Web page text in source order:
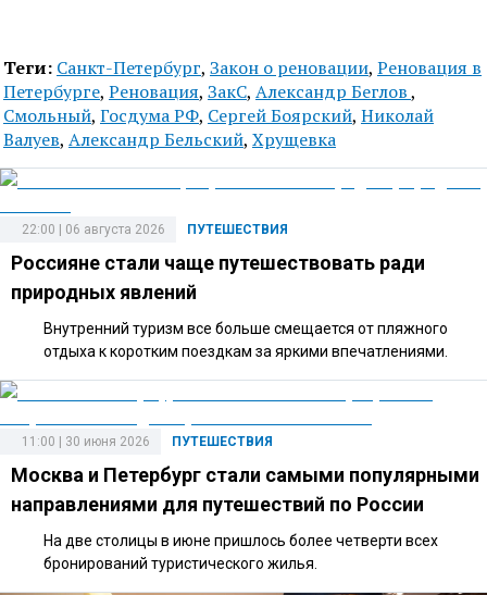
Теги: Санкт-Петербург, Закон о реновации, Реновация в
Петербурге, Реновация, ЗакС, Александр Беглов,
Смольный, Госдума РФ, Сергей Боярский, Николай
Валуев, Александр Бельский, Хрущевка
ПУТЕШЕСТВИЯ
22:00 | 06 августа 2026
Россияне стали чаще путешествовать ради
природных явлений
Внутренний туризм все больше смещается от пляжного
отдыха к коротким поездкам за яркими впечатлениями.
ПУТЕШЕСТВИЯ
11:00 | 30 июня 2026
Москва и Петербург стали самыми популярными
направлениями для путешествий по России
На две столицы в июне пришлось более четверти всех
бронирований туристического жилья.